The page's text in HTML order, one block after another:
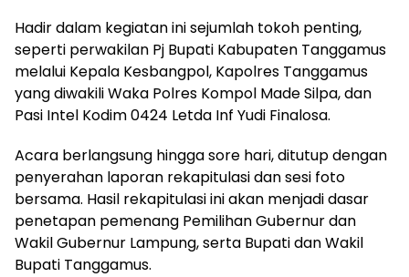
Hadir dalam kegiatan ini sejumlah tokoh penting,
seperti perwakilan Pj Bupati Kabupaten Tanggamus
melalui Kepala Kesbangpol, Kapolres Tanggamus
yang diwakili Waka Polres Kompol Made Silpa, dan
Pasi Intel Kodim 0424 Letda Inf Yudi Finalosa.
Acara berlangsung hingga sore hari, ditutup dengan
penyerahan laporan rekapitulasi dan sesi foto
bersama. Hasil rekapitulasi ini akan menjadi dasar
penetapan pemenang Pemilihan Gubernur dan
Wakil Gubernur Lampung, serta Bupati dan Wakil
Bupati Tanggamus.